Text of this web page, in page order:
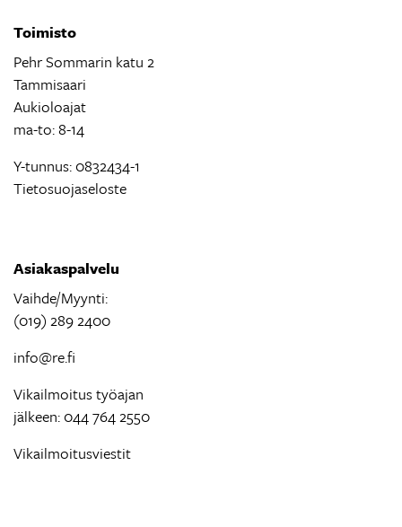
Toimisto
Pehr Sommarin katu 2
Tammisaari
Aukioloajat
ma-to: 8-14
Y-tunnus: 0832434-1
Tietosuojaseloste
Asiakaspalvelu
Vaihde/Myynti:
(019) 289 2400
info@re.fi
Vikailmoitus työajan
jälkeen: 044 764 2550
Vikailmoitusviestit